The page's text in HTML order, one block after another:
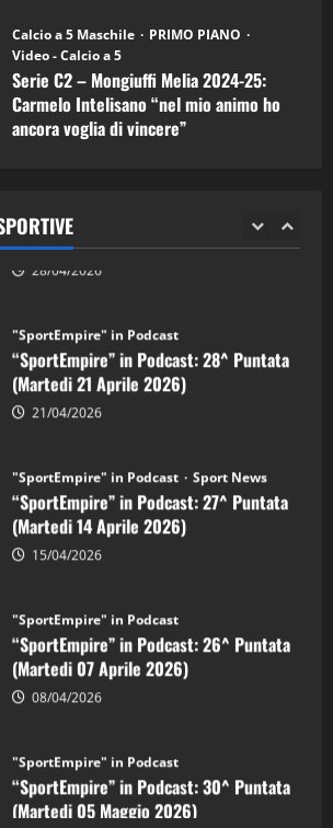
Calcio a 5 Maschile
PRIMO PIANO
Video - Calcio a 5
Serie C2 – Mongiuffi Melia 2024-25:
Carmelo Intelisano “nel mio animo ho
ancora voglia di vincere”
“SportEmpire” in Podcast: 30^ Puntata
(Martedi 05 Maggio 2026)
08/05/2026
28/04/2026
(Martedi 21 Aprile 2026)
21/04/2026
(Martedi 14 Aprile 2026)
15/04/2026
(Martedi 07 Aprile 2026)
08/04/2026
(Martedi 05 Maggio 2026)
08/05/2026